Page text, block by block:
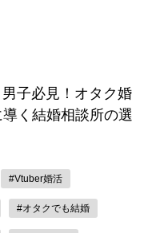
子必見！オタク婚
く結婚相談所の選
#Vtuber婚活
#オタクでも結婚